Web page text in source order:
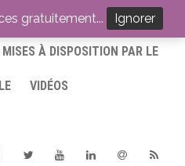
À DISPOSITION PAR LE
VIDÉOS
gratuitement... Ignorer